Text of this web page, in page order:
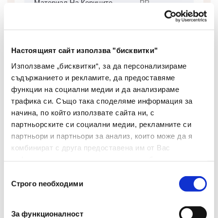
Настоящият сайт използва "бисквитки"
Използваме „бисквитки“, за да персонализираме
съдържанието и рекламите, да предоставяме
функции на социални медии и да анализираме
трафика си. Също така споделяме информация за
начина, по който използвате сайта ни, с
партньорските си социални медии, рекламните си
партньори и партньори за анализ, които може да я
комбинират с друга предоставена им от Вас
наСтрого nеобходими
За функционалност
Материал На Кориците РР
Материал
Цвят Тюркоаз
Европерфорация Не
Ширина На Гърба(мм) 50
Капацитет 350
Механизъм Да